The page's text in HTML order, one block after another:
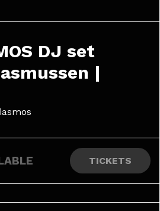
DJ set
|
TICKETS